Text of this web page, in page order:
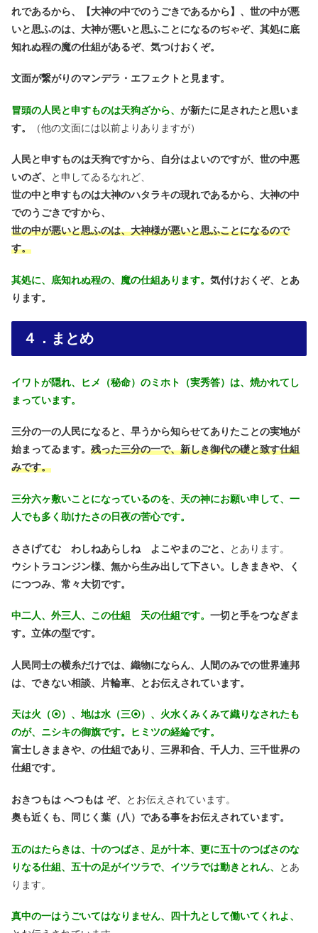
れであるから、【大神の中でのうごきであるから】、世の中が悪
いと思ふのは、大神が悪いと思ふことになるのぢゃぞ、其処に底
知れぬ程の魔の仕組があるぞ、気つけおくぞ。
文面が繋がりのマンデラ・エフェクトと見ます。
冒頭の人民と申すものは天狗ざから、 が新たに足されたと思いま
す。
（他の文面には以前よりありますが）
人民と申すものは天狗ですから、自分はよいのですが、世の中悪
いのざ、
と申してゐるなれど、
世の中と申すものは大神のハタラキの現れであるから、大神の中
でのうごきですから、
世の中が悪いと思ふのは、大神様が悪いと思ふことになるので
す。
其処に、底知れぬ程の、魔の仕組あります。 気付けおくぞ、とあ
ります。
４．まとめ
イワトが隠れ、ヒメ（秘命）のミホト（実秀答）は、焼かれてし
まっています。
三分の一の人民になると、早うから知らせてありたことの実地が
始まってゐます。 残った三分の一で、新しき御代の礎と致す仕組
みです。
三分六ヶ敷いことになっているのを、天の神にお願い申して、一
人でも多く助けたさの日夜の苦心です。
ささげてむ わしねあらしね よこやまのごと、
とあります。
ウシトラコンジン様、無から生み出して下さい。しきまきや、く
につつみ、常々大切です。
中二人、外三人、この仕組 天の仕組です。 一切と手をつなぎま
す。立体の型です。
人民同士の横糸だけでは、織物にならん、人間のみでの世界連邦
は、できない相談、片輪車、とお伝えされています。
天は火（⦿）、地は水（三⦿）、火水くみくみて織りなされたも
のが、ニシキの御旗です。ヒミツの経綸です。
富士しきまきや、の仕組であり、三界和合、千人力、三千世界の
仕組です。
おきつもは へつもは ぞ、
とお伝えされています。
奥も近くも、同じく葉（八）である事をお伝えされています。
五のはたらきは、十のつばさ、足が十本、更に五十のつばさのな
りなる仕組、五十の足がイツラで、イツラでは動きとれん、
とあ
ります。
真中の一はうごいてはなりません、四十九として働いてくれよ、